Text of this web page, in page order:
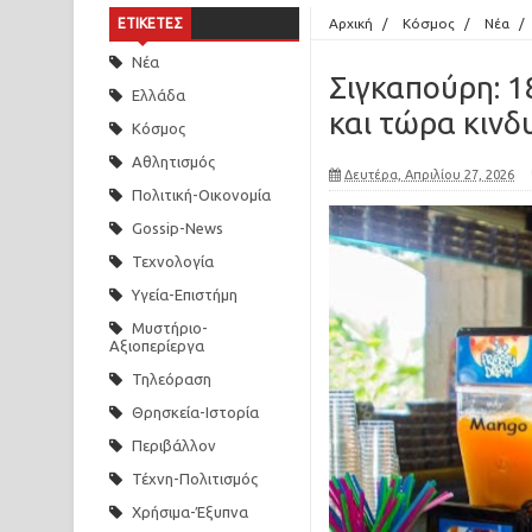
Καιρός: Έρχεται νέο κύμα ζέστης από το
Τουρκία: Σάλος με 54χρονη ηθοποιό - Αποκάλυψε
Αττικοβοιωτία: Μάχη με τις αναζωπυρώσεις
Γουατεμάλα: Το ηφαίστειο Φουέγο «ξύπνησε»
Λακωνία: Ομολόγησε ο 55χρονος ότι έκρυβε 2,5
εισπράττει τη σύνταξη του
Ιταλία: Βρέθηκε από υπαλλήλους καθαριότητας
Κρήτη - Ηράκλειο: 9χρονος τραυματίστηκε
ΕΤΙΚΕΤΕΣ
Νέα
Ελλάδα
Κόσμος
Αθλητισμός
Πολιτική-Οικονομία
Gossip-News
Τεχνολογία
Υγεία-Επιστήμη
Μυστήριο-
Αξιοπερίεργα
Τηλεόραση
Θρησκεία-Ιστορία
Περιβάλλον
Τέχνη-Πολιτισμός
Χρήσιμα-Έξυπνα
Αρχική / Κόσμος / Νέα /
Σιγκαπούρη:
και τώρα
Δευτέρα, Απριλίου 27, 2026